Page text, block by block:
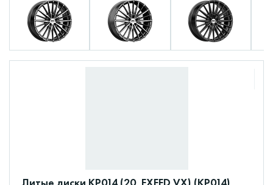
Литые диски КР014 (20_EXEED VX) (КР014)